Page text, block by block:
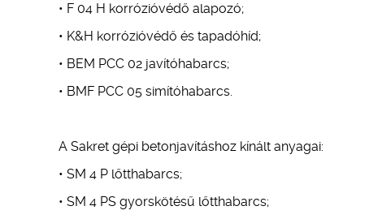
• F 04 H korrózióvédő alapozó;
• K&H korrózióvédő és tapadóhíd;
• BEM PCC 02 javítóhabarcs;
• BMF PCC 05 simítóhabarcs.
A Sakret gépi betonjavításhoz kínált anyagai:
• SM 4 P lőtthabarcs;
• SM 4 PS gyorskötésű lőtthabarcs;